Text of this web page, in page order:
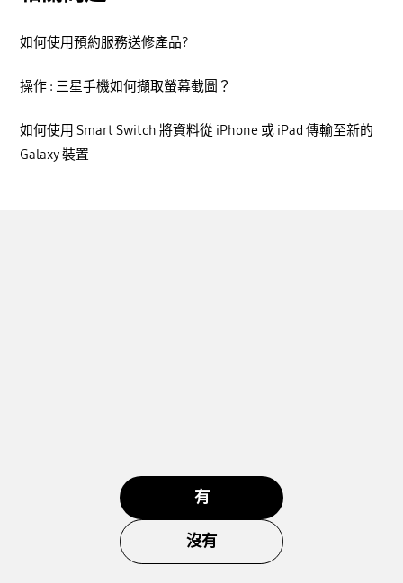
如何使用預約服務送修產品?
操作 : 三星手機如何擷取螢幕截圖？
如何使用 Smart Switch 將資料從 iPhone 或 iPad 傳輸至新的
Galaxy 裝置
有
沒有